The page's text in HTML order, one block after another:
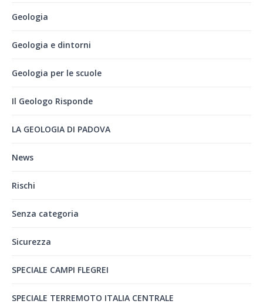
Geologia
Geologia e dintorni
Geologia per le scuole
Il Geologo Risponde
LA GEOLOGIA DI PADOVA
News
Rischi
Senza categoria
Sicurezza
SPECIALE CAMPI FLEGREI
SPECIALE TERREMOTO ITALIA CENTRALE